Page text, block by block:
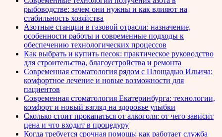
рыбоводстве: зачем они нужны и как влияют на
стабильность хозяйства
Азотные станции в газовой отрасли: назначение,
особенности работы и современные подходы к
обеспечению технологических процессов
Как выбрать и купить песок: практическое руководство
для строительства, благоустройства и ремонта
Современная стоматология рядом с Площадью Ильича:
комфортное лечение и новые возможности для
пациентов
Современная стоматология Екатеринбурга: технологии,
комфорт и новый взгляд на здоровье улыбки
Сколько стоит прокапаться от алкоголя: от чего зависит
цена и что входит в процедуру
Когда требуется срочная помощь: как работает служба